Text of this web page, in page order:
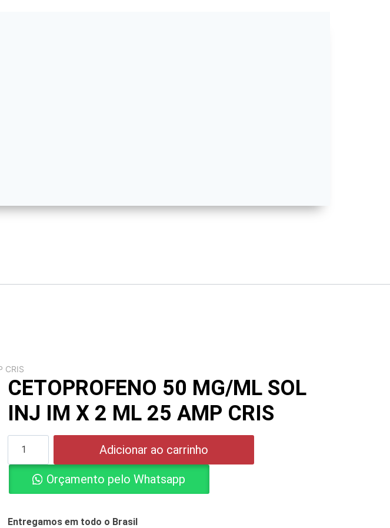
CRIS
CETOPROFENO 50 MG/ML SOL
INJ IM X 2 ML 25 AMP CRIS
CETOPROFENO
50
MG/ML
INJ
Adicionar ao carrinho
Orçamento pelo Whatsapp
Entregamos em todo o Brasil